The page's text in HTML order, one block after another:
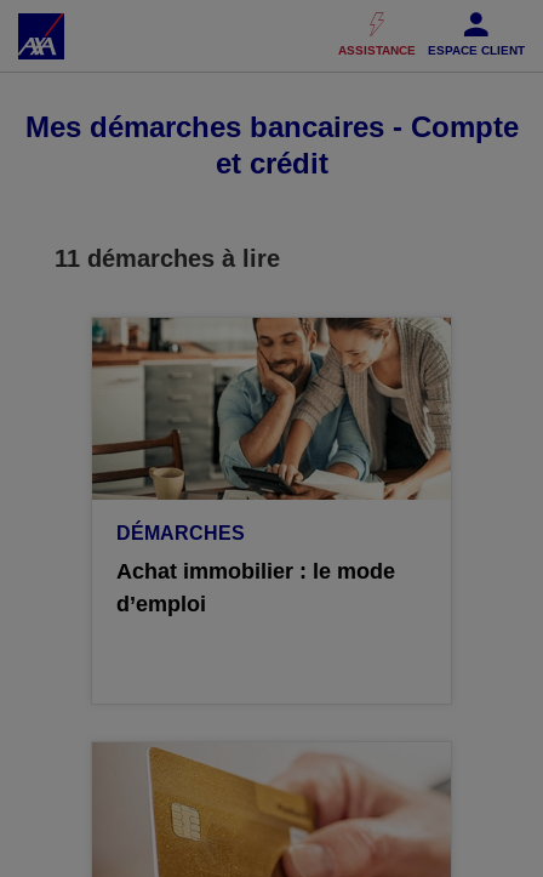
Accéder au Contenu Accéder au Pied de page
ASSISTANCE ESPACE CLIENT
Mes démarches bancaires - Compte
et crédit
11 démarches à lire
DÉMARCHES
Achat immobilier : le mode
d’emploi